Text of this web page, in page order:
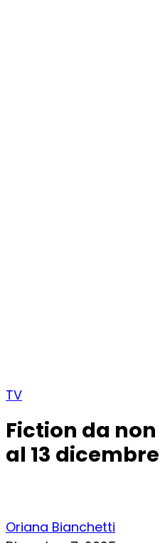
TV
Fiction da
al 13
Oriana Bianchetti